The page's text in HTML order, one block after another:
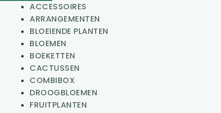
ACCESSOIRES
ARRANGEMENTEN
BLOEIENDE PLANTEN
BLOEMEN
BOEKETTEN
CACTUSSEN
COMBIBOX
DROOGBLOEMEN
FRUITPLANTEN